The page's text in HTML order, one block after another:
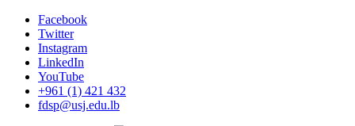
Facebook
Twitter
Instagram
LinkedIn
YouTube
+961 (1) 421 432
fdsp@usj.edu.lb